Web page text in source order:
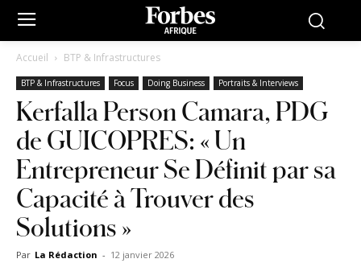
Accueil BTP & Infrastructures
BTP & Infrastructures Focus Doing Business Portraits & Interviews
Kerfalla Person Camara, PDG
de GUICOPRES: « Un
Entrepreneur Se Définit par sa
Capacité à Trouver des
Solutions »
Par La Rédaction - 12 janvier 2026